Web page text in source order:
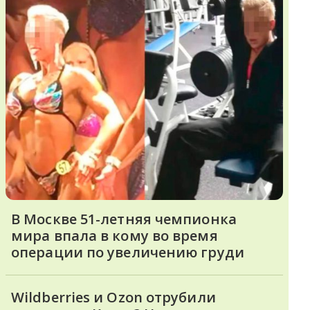
В Москве 51-летняя чемпионка
мира впала в кому во время
операции по увеличению груди
Wildberries и Ozon отрубили